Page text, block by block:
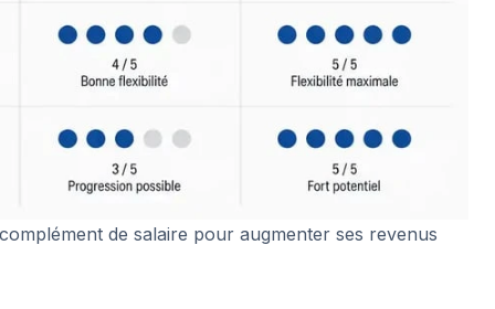
de salaire pour augmenter ses revenus